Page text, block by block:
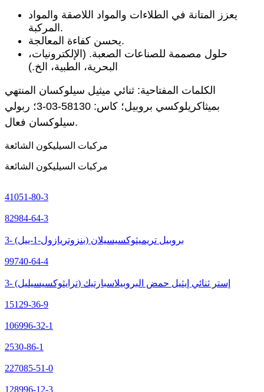
يعزز المتانة في الطلاءات والمواد اللاصقة والمواد
المركبة.
يحسن كفاءة المعالجة.
حلول مصممة للصناعات الصعبة. (الإلكترونيات،
البحرية، الطبية، الخ.)
الكلمات المفتاحية: ثنائي ميثيل سيلوكسان المنتهي
بميثاكريلوكسي بروبيل؛ كاس: 58130-03-3؛ ر
بولي
سيلوكسان فعال.
مركبات السيليكون الشائعة
مركبات السيليكون الشائعة
41051-80-3
82984-64-3
3- (بنزوتريازول-1-ييل) بروبيل تريميثوكسيسيلان
99740-64-4
3- (ترايثوكسيسيليل) إستر ثنائي إيثيل حمض البروبيلاسبارتيك
15129-36-9
106996-32-1
2530-86-1
227085-51-0
128996-12-3